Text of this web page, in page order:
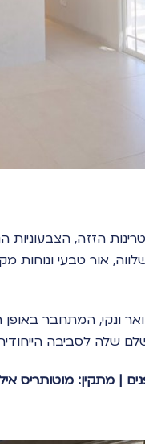
הזזה,
אור טבעי ונוחות
ונקי, המתחבר באופן
שלה לסביבה
| מתקין: מוטותריס